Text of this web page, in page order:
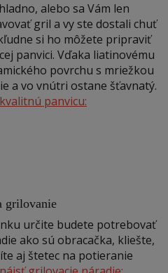
alebo sa Vám len
gril a vy ste dostali chuť
si ho môžete pripraviť
panvici. Vďaka liatinovému
povrchu s mriežkou
a vo vnútri ostane šťavnatý.
panvicu:
grilovanie
určite budete potrebovať
ako sú obracačka, kliešte,
aj štetec na potieranie